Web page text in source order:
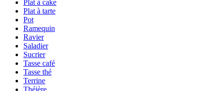
Plat à cake
Plat à tarte
Pot
Ramequin
Ravier
Saladier
Sucrier
Tasse café
Tasse thé
Terrine
Théière